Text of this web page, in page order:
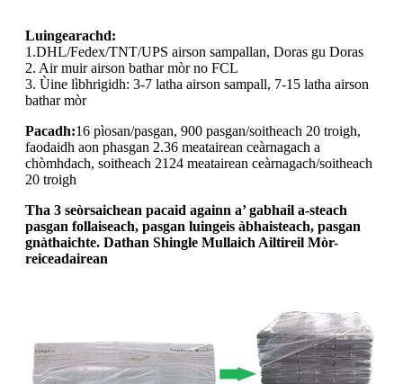
Luingearachd:
1.DHL/Fedex/TNT/UPS airson sampallan, Doras gu Doras
2. Air muir airson bathar mòr no FCL
3. Ùine lìbhrigidh: 3-7 latha airson sampall, 7-15 latha airson
bathar mòr
Pacadh:16 pìosan/pasgan, 900 pasgan/soitheach 20 troigh,
faodaidh aon phasgan 2.36 meatairean ceàrnagach a
chòmhdach, soitheach 2124 meatairean ceàrnagach/soitheach
20 troigh
Tha 3 seòrsaichean pacaid againn a’ gabhail a-steach
pasgan follaiseach, pasgan luingeis àbhaisteach, pasgan
gnàthaichte. Dathan Shingle Mullaich Ailtireil Mòr-
reiceadairean